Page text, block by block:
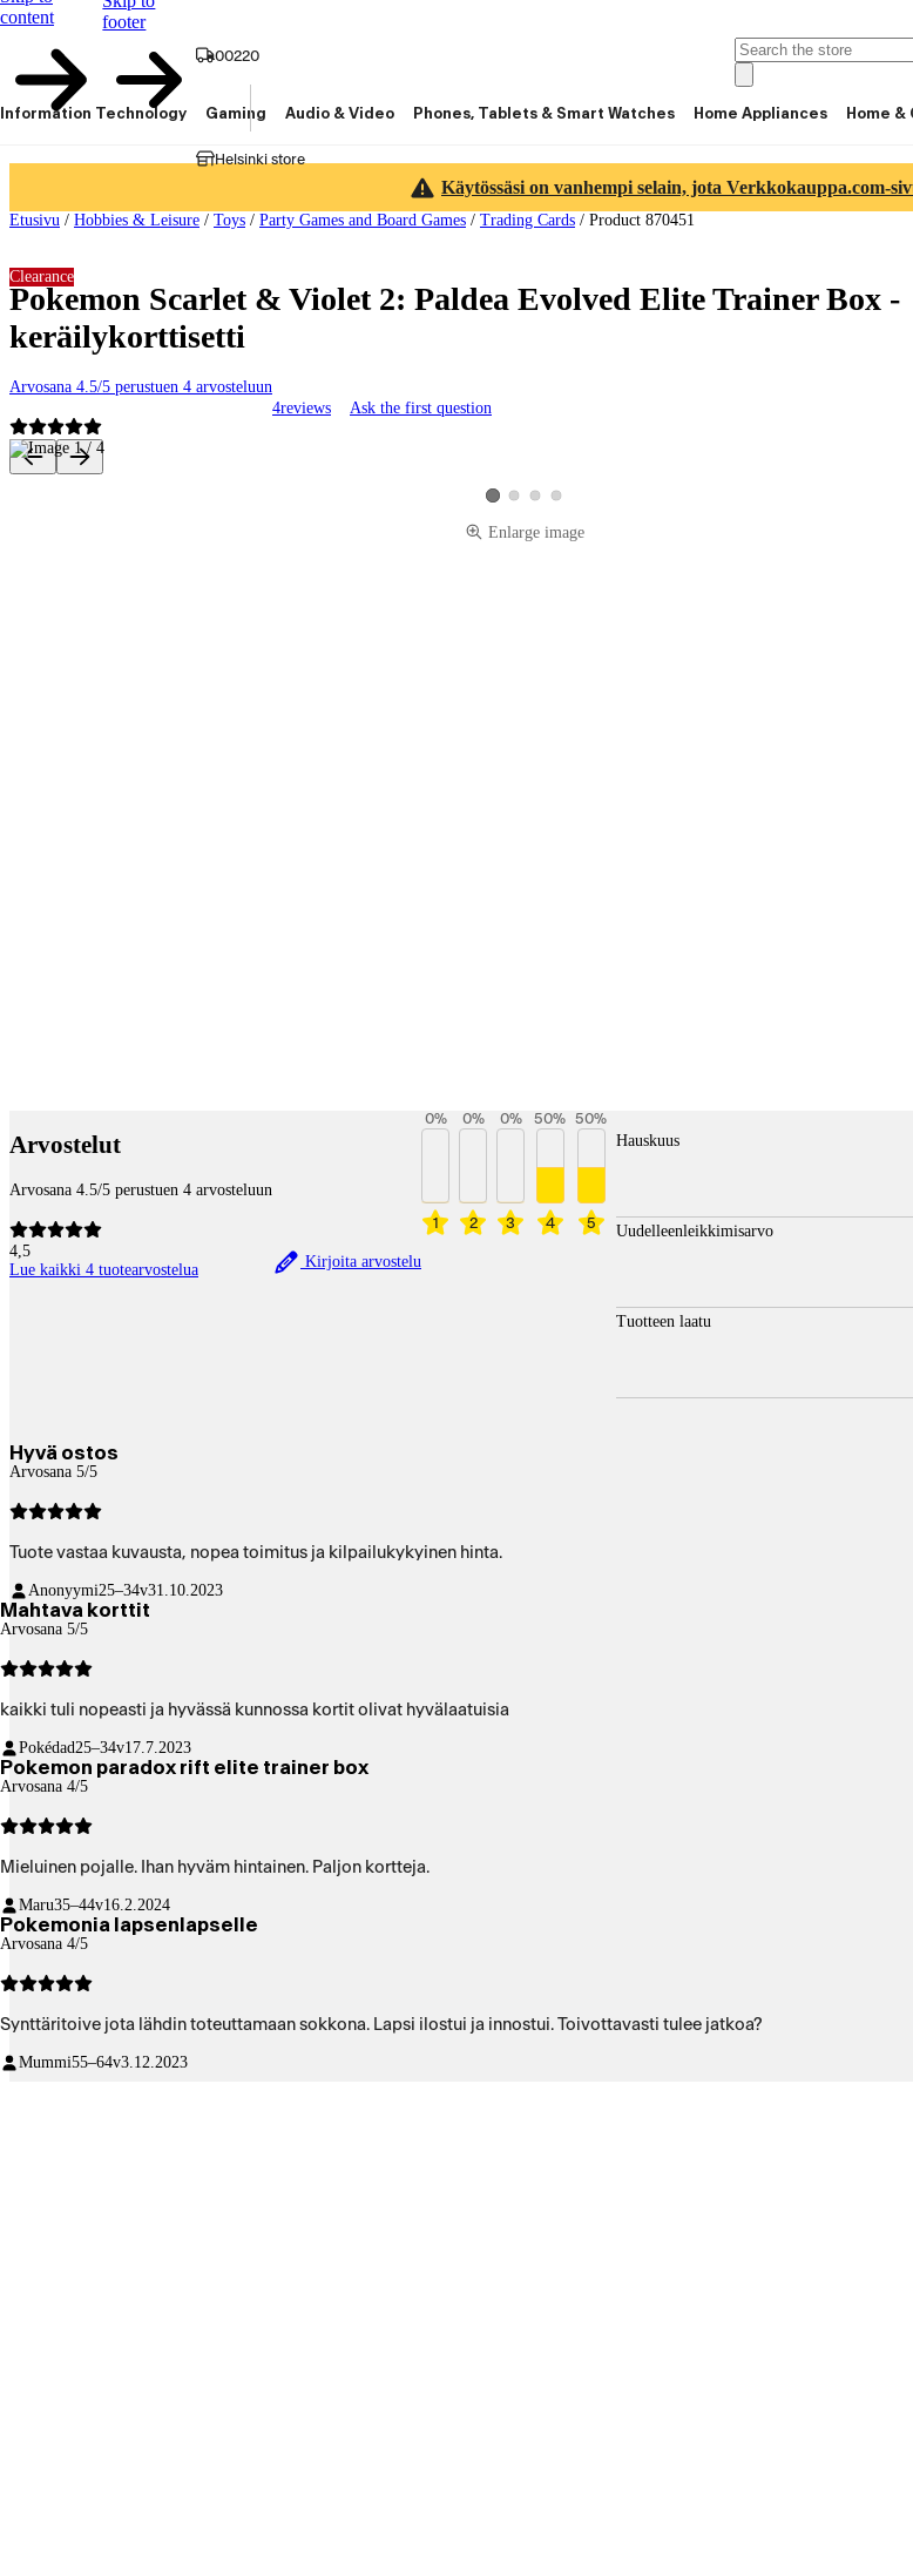
content
footer
00220
Helsinki store
Information Technology Gaming Audio & Video Phones, Tablets & Smart Watches Home Appliances Home
Käytössäsi on vanhempi selain, jota Verkkokauppa.com-
Etusivu / Hobbies & Leisure / Toys / Party Games and Board Games / Trading Cards / Product 870451
Pokemon Scarlet & Violet 2: Paldea Evolved Elite Trainer Box -
keräilykorttisetti
Arvosana 4.5/5 perustuen 4 arvosteluun
4reviews Ask the first question
Clearance
Product images and videos
View product image 1
View product image 2
View product image 3
View product image 4
Enlarge image
Arvostelut
Arvosana 4.5/5 perustuen 4 arvosteluun
4,5
Lue kaikki 4 tuotearvostelua
Kirjoita arvostelu
1
0%
2
0%
3
0%
4
50%
5
50%
Hauskuus
Uudelleenleikkimisarvo
Tuotteen laatu
Hyvä ostos
Arvosana 5/5
Tuote vastaa kuvausta, nopea toimitus ja kilpailukykyinen hinta.
Anonyymi25–34v31.10.2023
Mahtava korttit
Arvosana 5/5
kaikki tuli nopeasti ja hyvässä kunnossa kortit olivat hyvälaatuisia
Pokédad 25–34v17.7.2023
Pokemon paradox rift elite trainer box
Arvosana 4/5
Mieluinen pojalle. Ihan hyväm hintainen. Paljon kortteja.
Maru35–44v16.2.2024
Pokemonia lapsenlapselle
Arvosana 4/5
Synttäritoive jota lähdin toteuttamaan sokkona. Lapsi ilostui ja innostui. Toivottavasti tulee jatkoa?
Mummi55–64v3.12.2023